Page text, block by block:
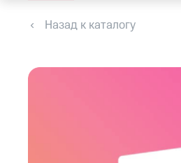
Назад к каталогу